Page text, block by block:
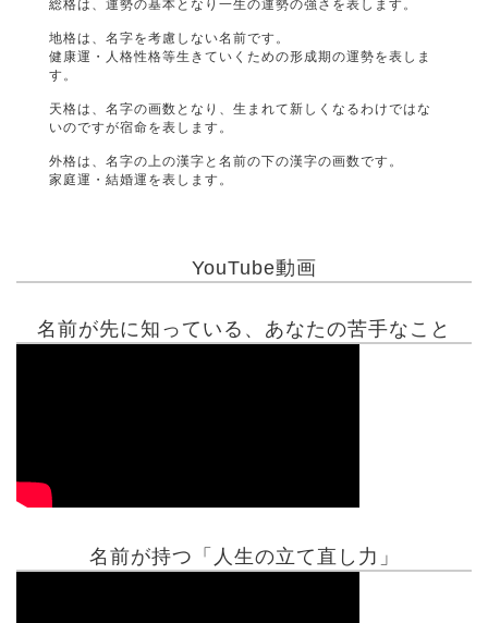
総格は、運勢の基本となり一生の運勢の強さを表します。
地格は、名字を考慮しない名前です。
健康運・人格性格等生きていくための形成期の運勢を表しま
す。
天格は、名字の画数となり、生まれて新しくなるわけではな
いのですが宿命を表します。
外格は、名字の上の漢字と名前の下の漢字の画数です。
家庭運・結婚運を表します。
YouTube動画
名前が先に知っている、あなたの苦手なこと
名前が持つ「人生の立て直し力」